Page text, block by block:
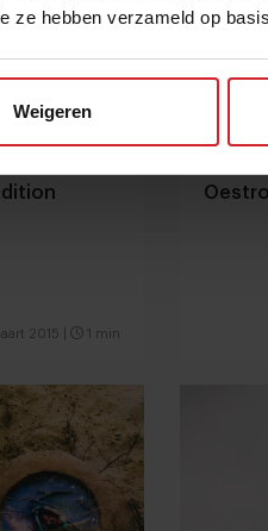
ze hebben verzameld op
Weigeren
edition
2015 1 min